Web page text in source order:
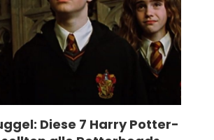
Diese 7 Harry Potter-